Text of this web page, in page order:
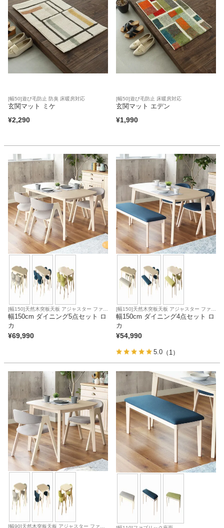
ラグ
マット
キッチン用品
家電・照明器具
インテリア雑貨
ガーデン
タワー
[幅50]遊び毛防止 防臭 床暖房対応
玄関マット ミケ
¥2,290
[幅50]遊び毛防止 床暖房対応
玄関マット エデン
¥1,990
[幅150]天然木突板天板 アジャスター ファブ
リック座面
幅150cm ダイニング5点セット ロ
カ
¥69,990
[幅150]天然木突板天板 アジャスター ファブ
リック座面
幅150cm ダイニング4点セット ロ
カ
¥54,990
5.0 （1）
[幅90]天然木突板天板 アジャスター ファブ